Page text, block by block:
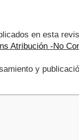
en esta
Atribución -No
y